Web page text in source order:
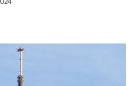
et Paralympiques de